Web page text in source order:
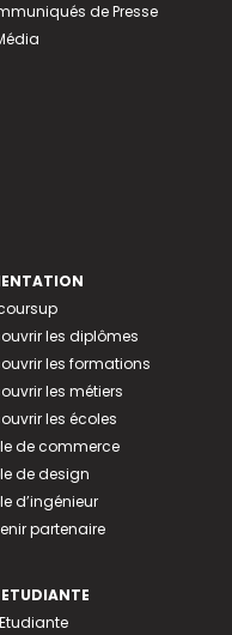
de Presse
les diplômes
les formations
les métiers
les écoles
de commerce
de design
d’ingénieur
partenaire